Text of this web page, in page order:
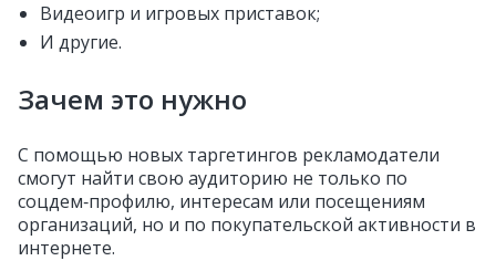
Видеоигр и игровых приставок;
И другие.
Зачем это нужно
С помощью новых таргетингов рекламодатели
смогут найти свою аудиторию не только по
соцдем‑профилю, интересам или посещениям
организаций, но и по покупательской активности в
интернете.